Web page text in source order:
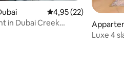
5 op 5, 4 recensies
Gemiddelde
4,95 (22)
in Dubai Creek
Luxe 4